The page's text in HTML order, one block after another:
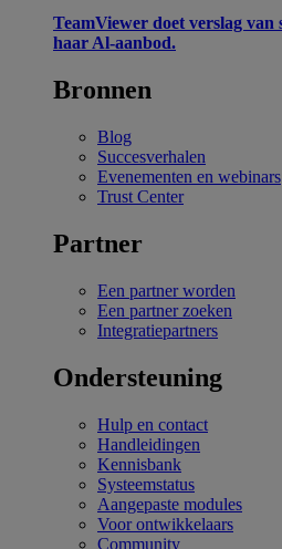
TeamViewer doet verslag van
haar Al-aanbod.
Bronnen
Blog
Succesverhalen
Evenementen en webinars
Trust Center
Partner
Een partner worden
Een partner zoeken
Integratiepartners
Ondersteuning
Hulp en contact
Handleidingen
Kennisbank
Systeemstatus
Aangepaste modules
Voor ontwikkelaars
Community